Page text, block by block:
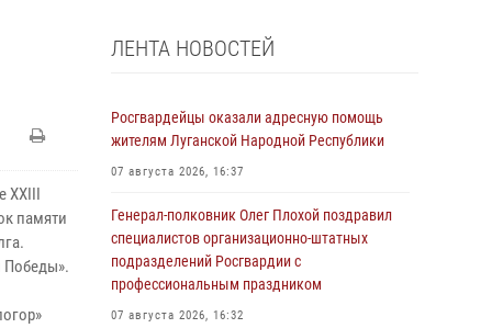
XXIII
памяти
Победы».
ЛЕНТА НОВОСТЕЙ
Росгвардейцы оказали адресную помощь
жителям Луганской Народной Республики
07 августа 2026, 16:37
Генерал-полковник Олег Плохой поздравил
специалистов организационно-штатных
подразделений Росгвардии с
профессиональным праздником
07 августа 2026, 16:32